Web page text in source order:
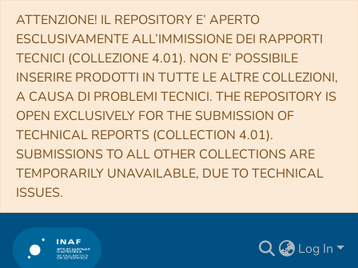
ATTENZIONE! IL REPOSITORY E’ APERTO
ESCLUSIVAMENTE ALL’IMMISSIONE DEI RAPPORTI
TECNICI (COLLEZIONE 4.01). NON E’ POSSIBILE
INSERIRE PRODOTTI IN TUTTE LE ALTRE COLLEZIONI,
A CAUSA DI PROBLEMI TECNICI. THE REPOSITORY IS
OPEN EXCLUSIVELY FOR THE SUBMISSION OF
TECHNICAL REPORTS (COLLECTION 4.01).
SUBMISSIONS TO ALL OTHER COLLECTIONS ARE
TEMPORARILY UNAVAILABLE, DUE TO TECHNICAL
ISSUES.
Log In